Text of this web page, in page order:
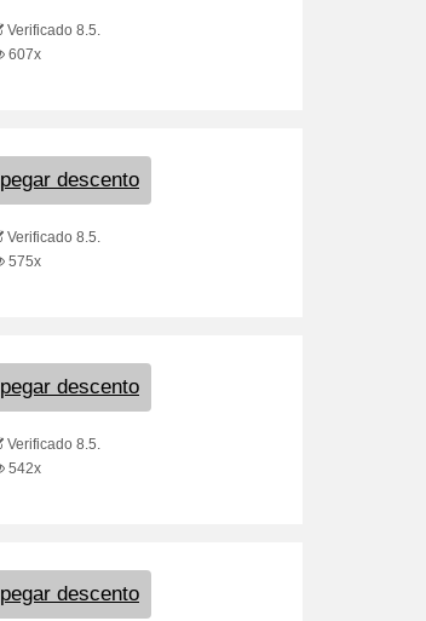
Verificado 8.5.
607x
pegar descento
Verificado 8.5.
575x
pegar descento
Verificado 8.5.
542x
pegar descento